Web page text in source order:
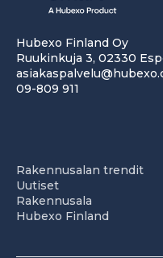
Hubexo Finland Oy
Ruukinkuja 3, 02330
09-809 911
Rakennusalan trendit
Uutiset
Rakennusala
Hubexo Finland